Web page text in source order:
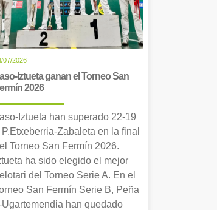
07/2026
Iztueta ganan el Torneo San
2026
Iztueta han superado 22-19
P.Etxeberria-Zabaleta en la final
Torneo San Fermín 2026.
ha sido elegido el mejor
del Torneo Serie A. En el
San Fermín Serie B, Peña
Ugartemendia han quedado